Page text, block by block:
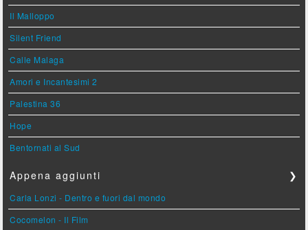
Il Malloppo
Silent Friend
Calle Malaga
Amori e Incantesimi 2
Palestina 36
Hope
Bentornati al Sud
Appena aggiunti ❯
Carla Lonzi - Dentro e fuori dal mondo
Cocomelon - Il Film